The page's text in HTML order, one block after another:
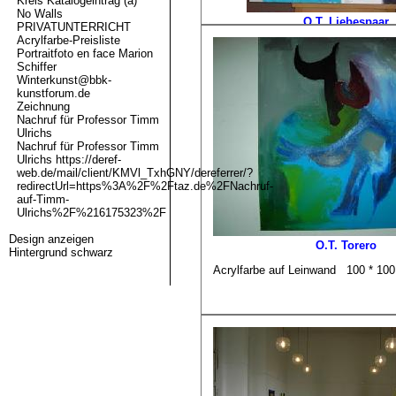
O.T. Liebespaar
Acrylfarbe auf Leinwand 120 *
O.T. Torero
Acrylfarbe auf Leinwand 100 *
No Walls
PRIVATUNTERRICHT
Acrylfarbe-Preisliste
Portraitfoto en face Marion
Schiffer
Winterkunst@bbk-
kunstforum.de
Zeichnung
Nachruf für Professor Timm
Ulrichs
Nachruf für Professor Timm
Ulrichs https://deref-
web.de/mail/client/KMVl_TxhGNY/dereferrer/?
redirectUrl=https%3A%2F%2Ftaz.de%2FNachruf-
auf-Timm-
Ulrichs%2F%216175323%2F
Design anzeigen
Hintergrund schwarz